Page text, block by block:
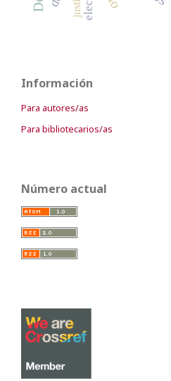
Información
Para autores/as
Para bibliotecarios/as
Número actual